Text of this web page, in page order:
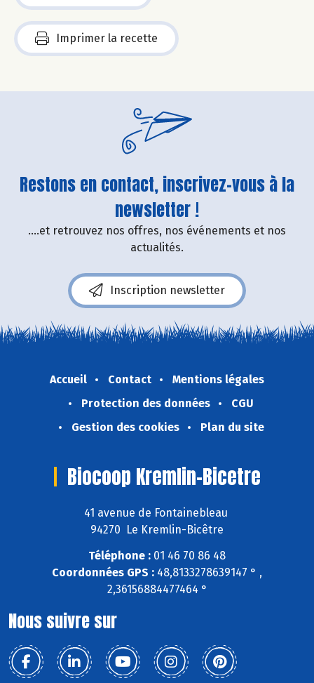
Imprimer la recette
Restons en contact, inscrivez-vous à la
newsletter !
....et retrouvez nos offres, nos événements et nos
actualités.
Inscription newsletter
Accueil Contact
Mentions légales
Protection des données
CGU
Gestion des cookies
Plan du site
Biocoop Kremlin-Bicetre
41 avenue de Fontainebleau
94270 Le Kremlin-Bicêtre
Téléphone : 01 46 70 86 48
Coordonnées GPS : 48,8133278639147 ° ,
2,36156884477464 °
Nous suivre sur